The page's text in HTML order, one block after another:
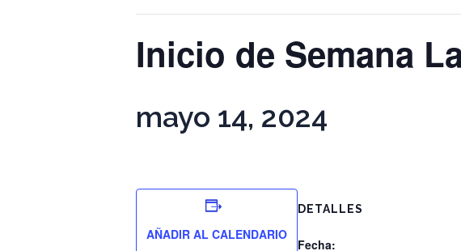
Inicio de Semana
mayo 14, 2024
AÑADIR AL CALENDARIO
DETALLES
Fecha: